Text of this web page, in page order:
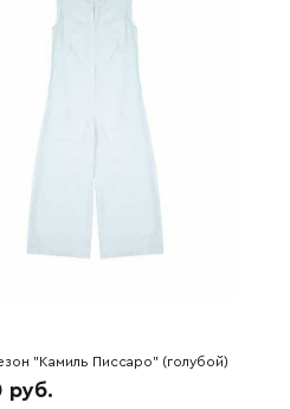
"Камиль Писсаро" (голубой)
руб.